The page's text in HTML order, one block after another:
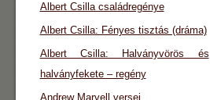
Albert Csilla családregénye
Albert Csilla: Fényes tisztás (dráma)
Albert Csilla: Halványvörös és
halványfekete – regény
Andrew Marvell versei